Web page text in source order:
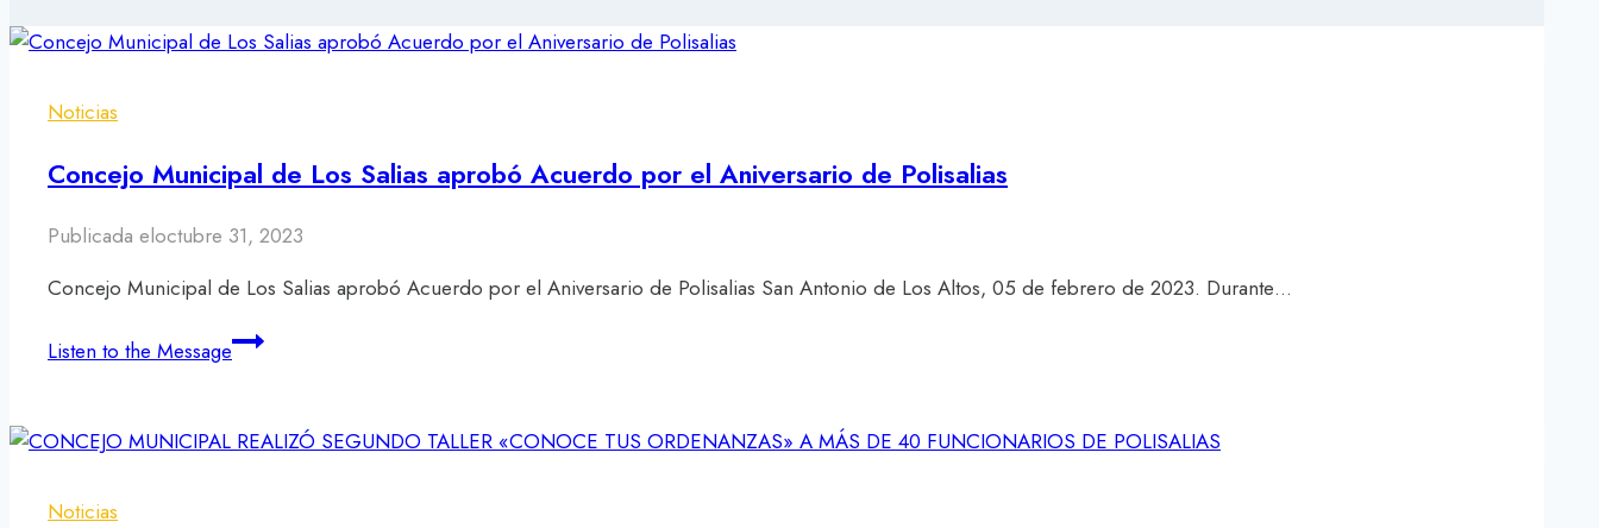
Noticias
Concejo Municipal de Los Salias aprobó Acuerdo por el Aniversario de Polisalias
Publicada eloctubre 31, 2023
Concejo Municipal de Los Salias aprobó Acuerdo por el Aniversario de Polisalias San Antonio de Los Altos, 05 de febrero de 2023. Durante…
Listen to the MessageConcejo
Los
Noticias